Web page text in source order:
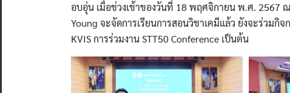
อบอุ่น เมื่อช่วงเช้าของวันที่ 18 พฤศจิกายน พ.ศ. 2567
Young จะจัดการเรียนการสอนวิชาเคมีแล้ว ยังจะร่วม
KVIS การร่วมงาน STT50 Conference เป็นต้น